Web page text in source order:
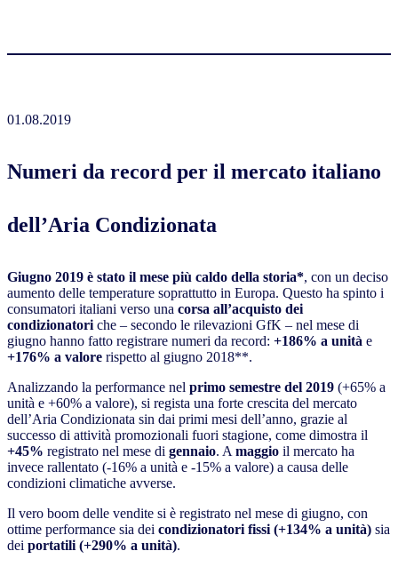
01.08.2019
Numeri da record per il mercato italiano
dell’Aria Condizionata
Giugno 2019 è stato il mese più caldo della storia*, con un deciso
aumento delle temperature soprattutto in Europa. Questo ha spinto i
consumatori italiani verso una corsa all’acquisto dei
condizionatori che – secondo le rilevazioni GfK – nel mese di
giugno hanno fatto registrare numeri da record: +186% a unità e
+176% a valore rispetto al giugno 2018**.
Analizzando la performance nel primo semestre del 2019 (+65% a
unità e +60% a valore), si regista una forte crescita del mercato
dell’Aria Condizionata sin dai primi mesi dell’anno, grazie al
successo di attività promozionali fuori stagione, come dimostra il
+45% registrato nel mese di gennaio. A maggio il mercato ha
invece rallentato (-16% a unità e -15% a valore) a causa delle
condizioni climatiche avverse.
Il vero boom delle vendite si è registrato nel mese di giugno, con
ottime performance sia dei condizionatori fissi (+134% a unità) sia
dei portatili (+290% a unità).